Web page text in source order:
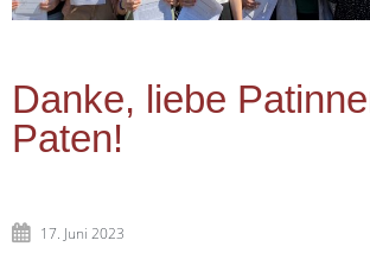
Danke, liebe
Paten!
17. Juni 2023